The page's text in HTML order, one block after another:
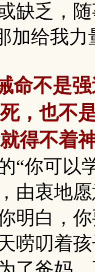
缺乏，
加给我
命不是
，也不
得不着
“你可以
由衷地
明白，
唠叨着